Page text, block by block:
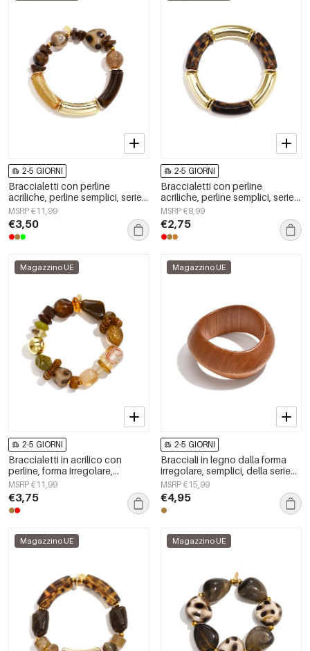
2-5 GIORNI
Braccialetti con perline
acriliche, perline semplici, serie
Simple Daily, gioielli da donna
MSRP €11,99
€3,50
2-5 GIORNI
Braccialetti con perline
acriliche, perline semplici, serie
Simple Daily, gioielli da donna
MSRP €8,99
€2,75
Magazzino UE
2-5 GIORNI
Braccialetti in acrilico con
perline, forma irregolare,
semplici, per tutti i giorni, serie
Simple, gioielli da donna
MSRP €11,99
€3,75
Magazzino UE
2-5 GIORNI
Bracciali in legno dalla forma
irregolare, semplici, della serie
Simple, per tutti i giorni, gioielli
da donna.
MSRP €15,99
€4,95
Magazzino UE Magazzino UE